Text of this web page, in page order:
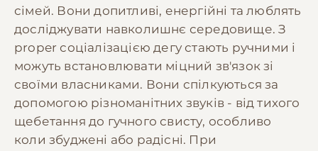
сімей. Вони допитливі, енергійні та люблять
досліджувати навколишнє середовище. З
proper соціалізацією дегу стають ручними і
можуть встановлювати міцний зв'язок зі
своїми власниками. Вони спілкуються за
допомогою різноманітних звуків - від тихого
щебетання до гучного свисту, особливо
коли збуджені або радісні. При